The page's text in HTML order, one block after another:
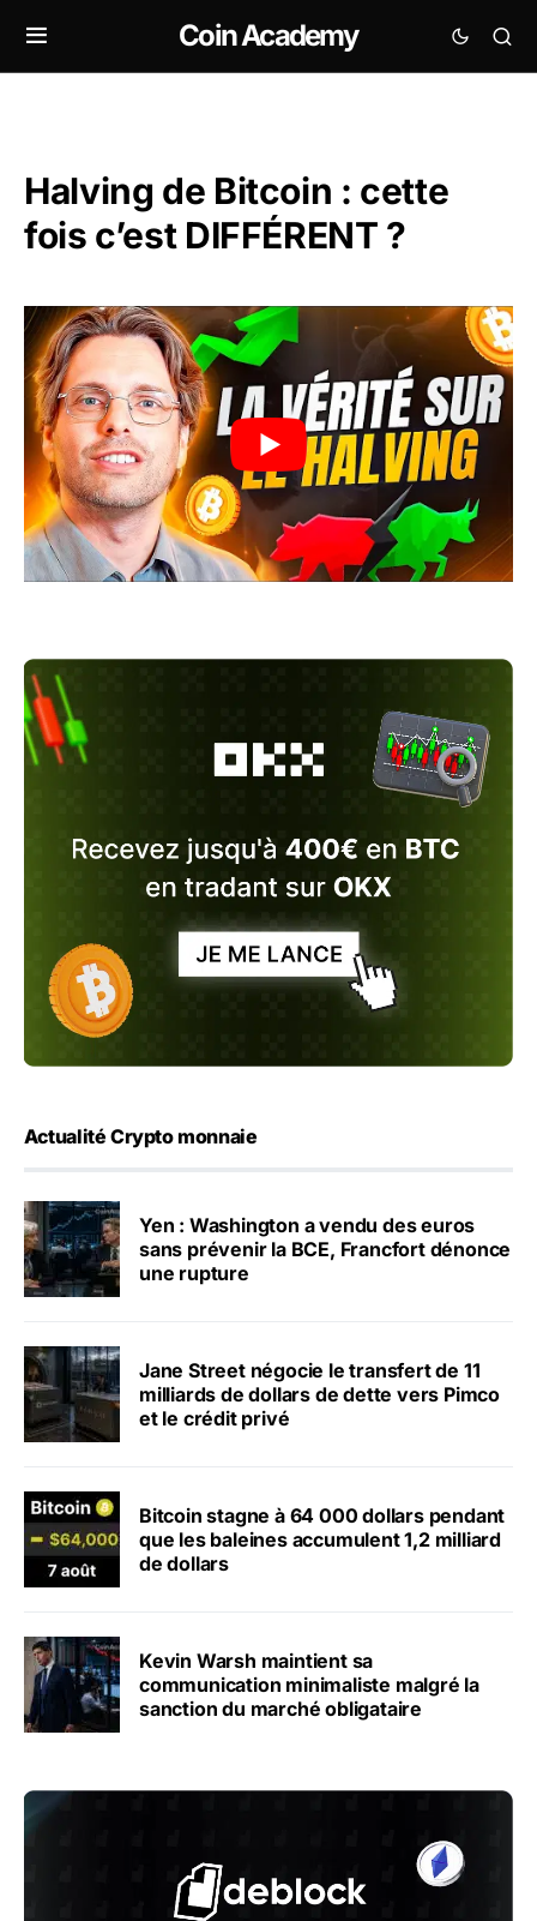
Coin Academy
Halving de Bitcoin : cette
fois c’est DIFFÉRENT ?
Actualité Crypto monnaie
Yen : Washington a vendu des euros
sans prévenir la BCE, Francfort dénonce
une rupture
Jane Street négocie le transfert de 11
milliards de dollars de dette vers Pimco
et le crédit privé
Bitcoin stagne à 64 000 dollars pendant
que les baleines accumulent 1,2 milliard
de dollars
Kevin Warsh maintient sa
communication minimaliste malgré la
sanction du marché obligataire